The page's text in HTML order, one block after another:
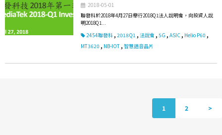
2018-05-01
聯發科於2018年4月27日舉行2018Q1法人說明會，向投資人說
明2018Q1...
2454聯發科 , 2018Q1 , 法說會 , 5G , ASIC , Helio P60 ,
MT3620 , NB-IOT , 智慧語音晶片
1 2 >